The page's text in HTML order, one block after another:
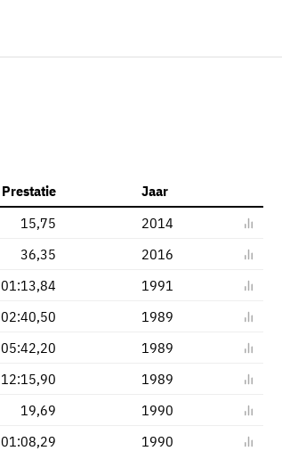
Prestatie Jaar
15,75 2014
36,35 2016
01:13,84 1991
02:40,50 1989
05:42,20 1989
12:15,90 1989
19,69 1990
01:08,29 1990